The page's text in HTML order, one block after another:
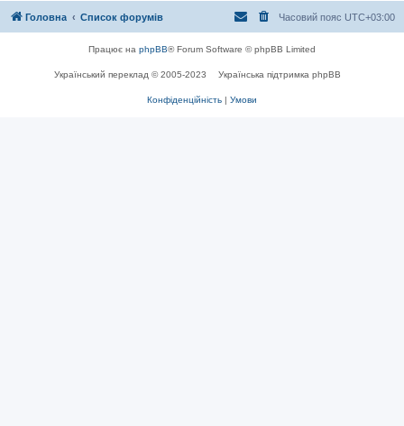
Головна Список форумів Часовий пояс UTC+03:00
Працює на phpBB® Forum Software © phpBB Limited
Український переклад © 2005-2023 Українська підтримка phpBB
Конфіденційність | Умови